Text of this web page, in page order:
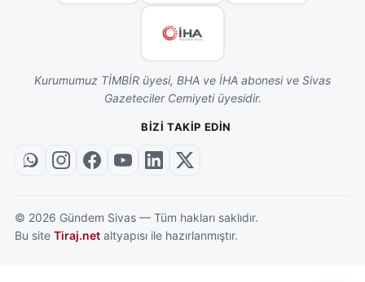
Kurumumuz TİMBİR üyesi, BHA ve İHA abonesi ve Sivas
Gazeteciler Cemiyeti üyesidir.
BIZI TAKIP EDIN
© 2026 Gündem Sivas — Tüm hakları saklıdır.
Bu site Tiraj.net altyapısı ile hazırlanmıştır.